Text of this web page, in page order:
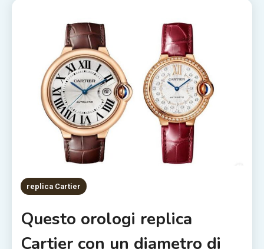
replica Cartier
Questo orologi replica
Cartier con un diametro di